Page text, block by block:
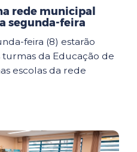
rede municipal
segunda-feira
feira (8) estarão
turmas da Educação de
escolas da rede